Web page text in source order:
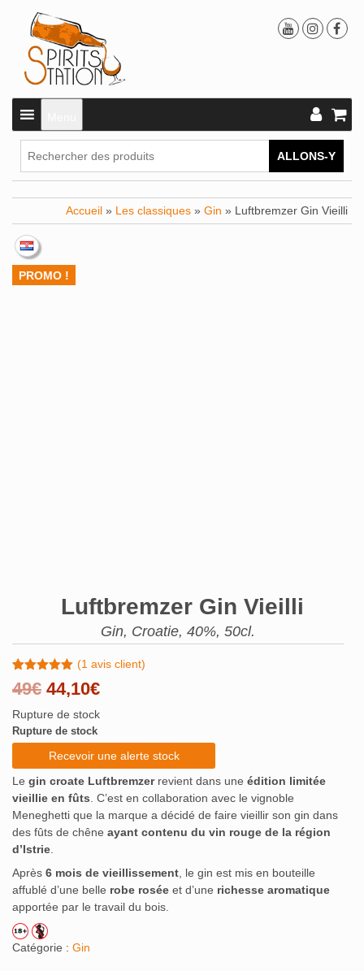
ALLONS-Y
Accueil » Les classiques » Gin » Luftbremzer Gin Vieilli
PROMO !
Luftbremzer Gin Vieilli
Gin, Croatie, 40%, 50cl.
Noté 5.00
sur 5
1
notation
client
(1 avis client)
49€ Le
prix
initial
était :
49€.
44,10€Le
prix
actuel
est :
44,10€.
Rupture de stock
Rupture de stock
Recevoir une alerte stock
Le gin croate Luftbremzerrevient dans une édition limitée
vieillie en fûts . C’est en collaboration avec le vignoble
Meneghetti que la marque a décidé de faire vieillir son gin dans
des fûts de chêne ayant contenu du vin rouge de la région
d’Istrie
Après 6 mois de vieillissement , le gin est mis en bouteille
affublé d’une belle robe rosée et d’une richesse aromatique
apportée par le travail du bois.
Catégorie : Gin